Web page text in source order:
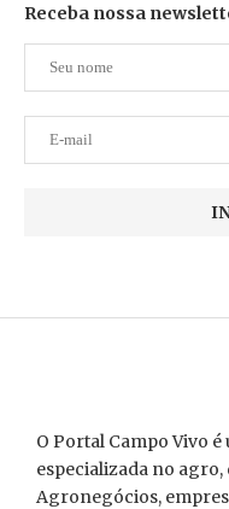
Receba nossa
O Portal Campo Vivo
especializada no
Agronegócios,